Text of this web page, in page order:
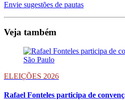
Envie sugestões de pautas
Veja também
ELEIÇÕES 2026
Rafael Fonteles participa de